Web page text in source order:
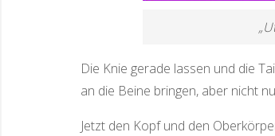
Die Knie gerade lassen und die
an die Beine bringen, aber nicht
Jetzt den Kopf und den